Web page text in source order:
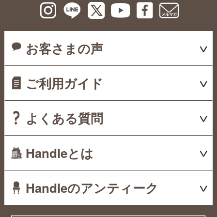
お客さまの声
ご利用ガイド
よくある質問
Handleとは
Handleのアンティーク